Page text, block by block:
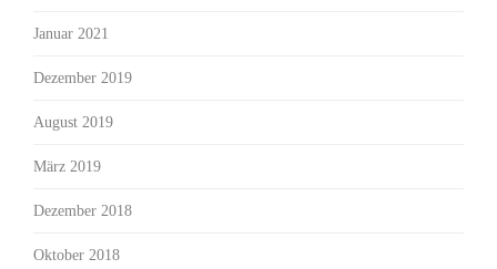
Januar 2021
Dezember 2019
August 2019
März 2019
Dezember 2018
Oktober 2018